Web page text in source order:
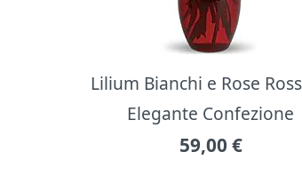
Lilium Bianchi e Rose
Elegante Confezione
59,00 €